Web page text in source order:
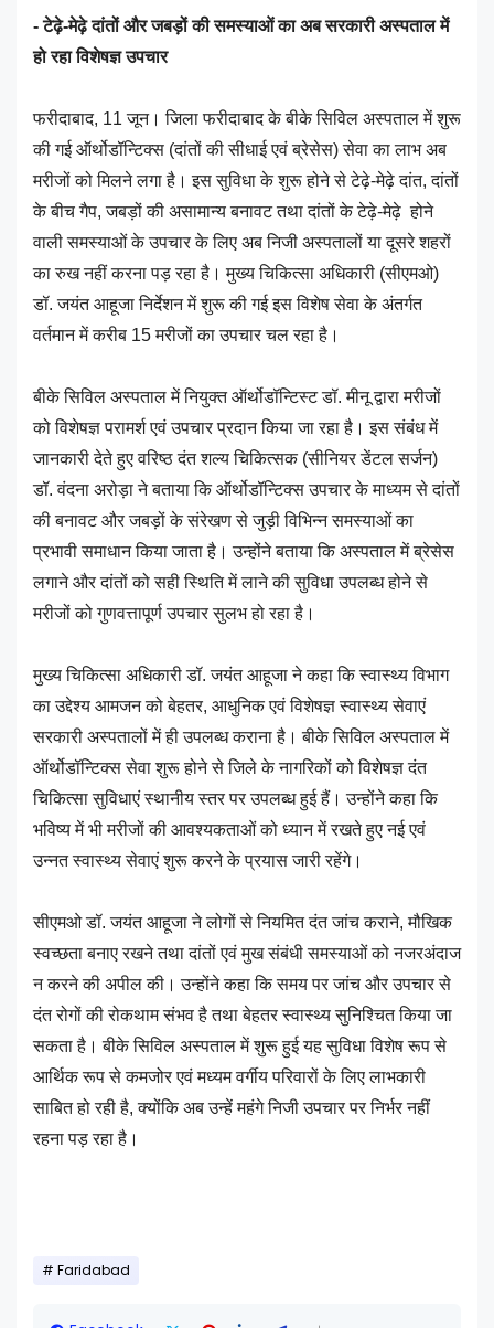
- टेढ़े-मेढ़े दांतों और जबड़ों की समस्याओं का अब सरकारी अस्पताल में
हो रहा विशेषज्ञ उपचार
फरीदाबाद, 11 जून। जिला फरीदाबाद के बीके सिविल अस्पताल में शुरू
की गई ऑर्थोडॉन्टिक्स (दांतों की सीधाई एवं ब्रेसेस) सेवा का लाभ अब
मरीजों को मिलने लगा है। इस सुविधा के शुरू होने से टेढ़े-मेढ़े दांत, दांतों
के बीच गैप, जबड़ों की असामान्य बनावट तथा दांतों के टेढ़े-मेढ़े होने
वाली समस्याओं के उपचार के लिए अब निजी अस्पतालों या दूसरे शहरों
का रुख नहीं करना पड़ रहा है। मुख्य चिकित्सा अधिकारी (सीएमओ)
डॉ. जयंत आहूजा निर्देशन में शुरू की गई इस विशेष सेवा के अंतर्गत
वर्तमान में करीब 15 मरीजों का उपचार चल रहा है।
बीके सिविल अस्पताल में नियुक्त ऑर्थोडॉन्टिस्ट डॉ. मीनू द्वारा मरीजों
को विशेषज्ञ परामर्श एवं उपचार प्रदान किया जा रहा है। इस संबंध में
जानकारी देते हुए वरिष्ठ दंत शल्य चिकित्सक (सीनियर डेंटल सर्जन)
डॉ. वंदना अरोड़ा ने बताया कि ऑर्थोडॉन्टिक्स उपचार के माध्यम से दांतों
की बनावट और जबड़ों के संरेखण से जुड़ी विभिन्न समस्याओं का
प्रभावी समाधान किया जाता है। उन्होंने बताया कि अस्पताल में ब्रेसेस
लगाने और दांतों को सही स्थिति में लाने की सुविधा उपलब्ध होने से
मरीजों को गुणवत्तापूर्ण उपचार सुलभ हो रहा है।
मुख्य चिकित्सा अधिकारी डॉ. जयंत आहूजा ने कहा कि स्वास्थ्य विभाग
का उद्देश्य आमजन को बेहतर, आधुनिक एवं विशेषज्ञ स्वास्थ्य सेवाएं
सरकारी अस्पतालों में ही उपलब्ध कराना है। बीके सिविल अस्पताल में
ऑर्थोडॉन्टिक्स सेवा शुरू होने से जिले के नागरिकों को विशेषज्ञ दंत
चिकित्सा सुविधाएं स्थानीय स्तर पर उपलब्ध हुई हैं। उन्होंने कहा कि
भविष्य में भी मरीजों की आवश्यकताओं को ध्यान में रखते हुए नई एवं
उन्नत स्वास्थ्य सेवाएं शुरू करने के प्रयास जारी रहेंगे।
सीएमओ डॉ. जयंत आहूजा ने लोगों से नियमित दंत जांच कराने, मौखिक
स्वच्छता बनाए रखने तथा दांतों एवं मुख संबंधी समस्याओं को नजरअंदाज
न करने की अपील की। उन्होंने कहा कि समय पर जांच और उपचार से
दंत रोगों की रोकथाम संभव है तथा बेहतर स्वास्थ्य सुनिश्चित किया जा
सकता है। बीके सिविल अस्पताल में शुरू हुई यह सुविधा विशेष रूप से
आर्थिक रूप से कमजोर एवं मध्यम वर्गीय परिवारों के लिए लाभकारी
साबित हो रही है, क्योंकि अब उन्हें महंगे निजी उपचार पर निर्भर नहीं
रहना पड़ रहा है।
Faridabad